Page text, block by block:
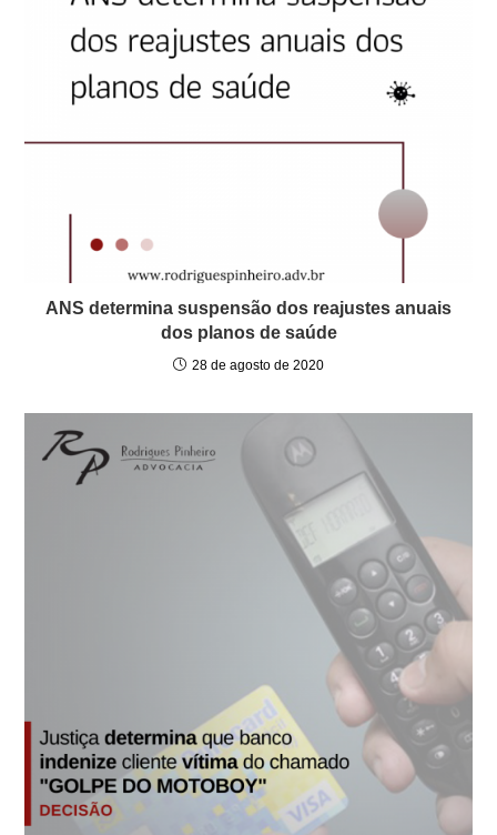
ANS determina suspensão dos reajustes anuais
dos planos de saúde
28 de agosto de 2020